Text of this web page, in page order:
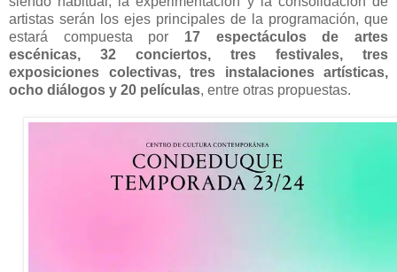
artistas serán los ejes principales de la programación, que
estará compuesta por 17 espectáculos de artes
escénicas, 32 conciertos, tres festivales, tres
exposiciones colectivas, tres instalaciones artísticas,
ocho diálogos y 20 películas, entre otras propuestas.